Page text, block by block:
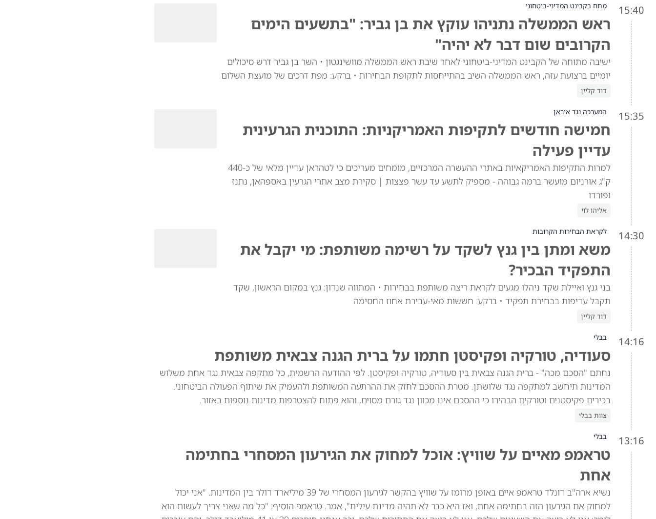
15:40 מתח בקבינט המדיני-ביטחוני
ראש הממשלה נתניהו עוקץ את בן גביר: "בתשעים הימים
הקרובים שום דבר לא יהיה"
ישיבה מתוחה של הקבינט המדיני-ביטחוני לאחר שיבת ראש הממשלה מוושינגטון • השר בן גביר דרש סיכולים
יומיים ברצועת עזה, ראש הממשלה השיב בהתייחסות לתקופת הבחירות • ברקע: מפת דרכים של מועצת השלום
דוד קליין
15:35 המערכה נגד איראן
חמישה חודשים לתקיפות האמריקניות: התוכנית הגרעינית
עדיין פעילה
למרות התקיפות האמריקאיות באתרי ההעשרה המרכזיים, מומחים מעריכים כי לטהראן עדיין מלאי של כ-440
ק"ג אורניום מועשר ברמה גבוהה - מספיק לתשע עד עשר פצצות | סקירת מצב אתרי הגרעין באספהאן, נתנז
ופורדו
אליהו לוי
14:30 לקראת הבחירות הקרובות
משא ומתן בין גנץ לשקד על רשימה משותפת: מי יקבל את
התפקיד הבכיר?
בני גנץ ואיילת שקד ניהלו מגעים לקראת ריצה משותפת בבחירות • המתווה שנדון: גנץ במקום הראשון, שקד
תקבל עדיפות בבחירת תפקיד • ברקע: חששות מאי-עבירת אחוז החסימה
דוד קליין
14:16 בבלי
סעודיה, טורקיה ופקיסטן חתמו על ברית הגנה צבאית משותפת
נחתם "הסכם מכה" - ברית הגנה צבאית בין סעודיה, טורקיה ופקיסטן. לפי ההודעה הרשמית, כל מתקפה צבאית נגד אחת משלוש
המדינות תיחשב למתקפה נגד שלושתן. מטרת ההסכם לחזק את ההרתעה המשותפת ולהעמיק את שיתוף הפעולה הביטחוני.
בכירים פקיסטנים וטורקים הבהירו כי ההסכם אינו מכוון נגד גורם מסוים, והוא פתוח להצטרפות מדינות נוספות באזור.
צוות בבלי
13:16 בבלי
טראמפ מאיים על שוויץ: אוכל למחוק את הגירעון המסחרי בחתימה
אחת
נשיא ארה"ב דונלד טראמפ איים באופן מרומז על שוויץ בהקשר לגירעון המסחרי של 39 מיליארד דולר בין המדינות. "אני יכול
למחוק את הגירעון הזה בחתימה אחת, ואז היא כבר לא תהיה מדינת עילית", אמר. טראמפ הוסיף: "כל מה שאני צריך לעשות הוא